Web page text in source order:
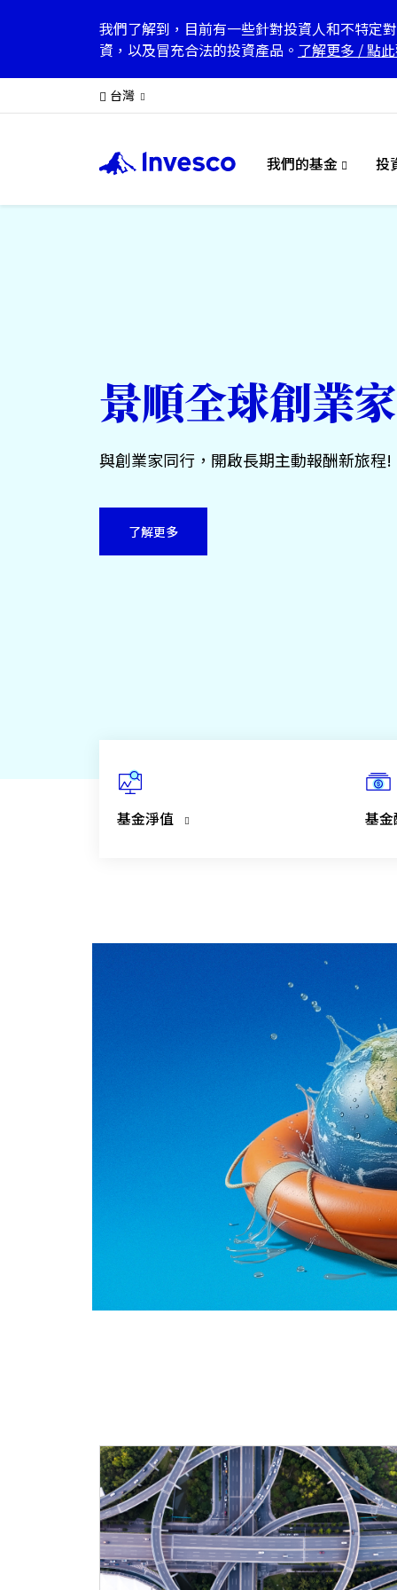
我們的基金 投
台灣
我們了解到，目前有一些針對投資人和不特定
資，以及冒充合法的投資產品。 了解更多 /點
景順全球創業
與創業家同行，開啟長期主動報酬新旅程!
了解更多
基金淨值 基